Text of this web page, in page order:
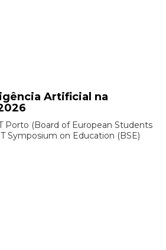
Artificial na
Porto (Board of European Students
Symposium on Education (BSE)